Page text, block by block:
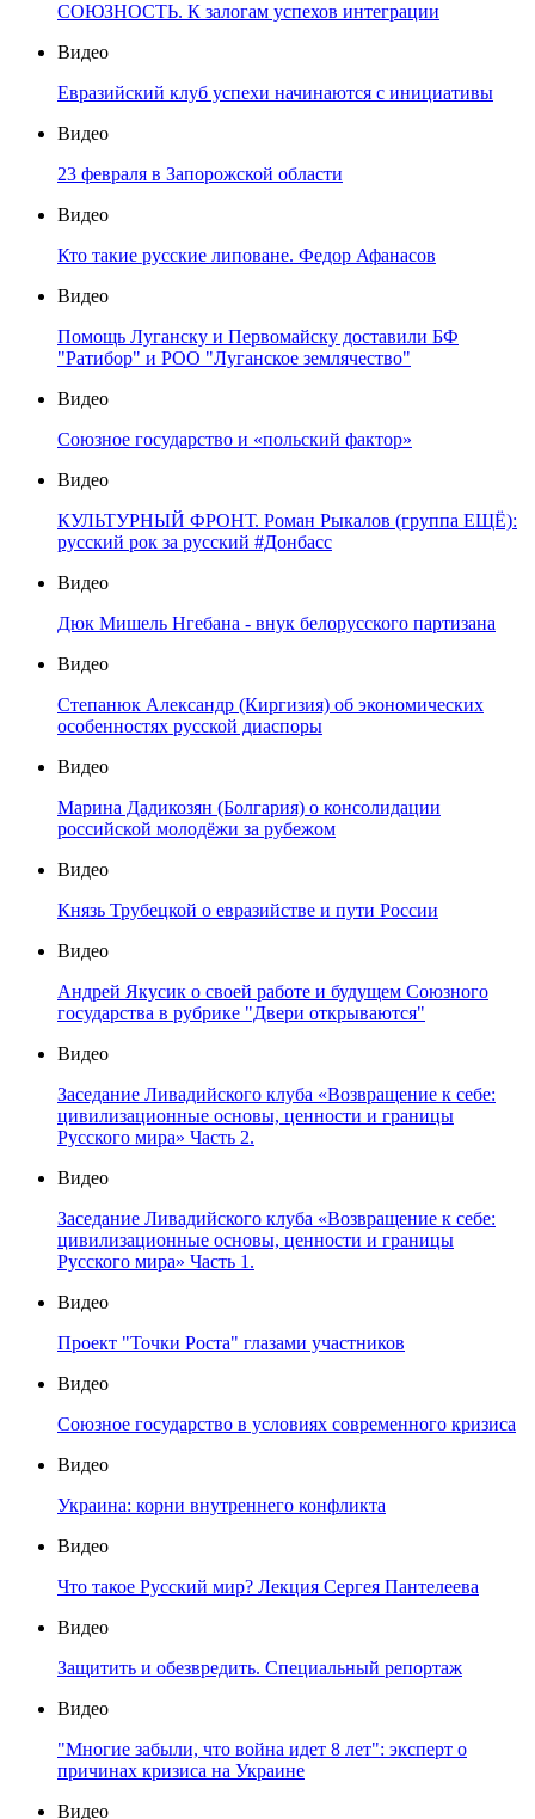
СОЮЗНОСТЬ. К залогам успехов интеграции
Видео
Евразийский клуб успехи начинаются с инициативы
Видео
23 февраля в Запорожской области
Видео
Кто такие русские липоване. Федор Афанасов
Видео
Помощь Луганску и Первомайску доставили БФ
"Ратибор" и РОО "Луганское землячество"
Видео
Союзное государство и «польский фактор»
Видео
КУЛЬТУРНЫЙ ФРОНТ. Роман Рыкалов (группа ЕЩЁ):
русский рок за русский #Донбасс
Видео
Дюк Мишель Нгебана - внук белорусского партизана
Видео
Степанюк Александр (Киргизия) об экономических
особенностях русской диаспоры
Видео
Марина Дадикозян (Болгария) о консолидации
российской молодёжи за рубежом
Видео
Князь Трубецкой о евразийстве и пути России
Видео
Андрей Якусик о своей работе и будущем Союзного
государства в рубрике "Двери открываются"
Видео
Заседание Ливадийского клуба «Возвращение к себе:
цивилизационные основы, ценности и границы
Русского мира» Часть 2.
Видео
Заседание Ливадийского клуба «Возвращение к себе:
цивилизационные основы, ценности и границы
Русского мира» Часть 1.
Видео
Проект "Точки Роста" глазами участников
Видео
Союзное государство в условиях современного кризиса
Видео
Украина: корни внутреннего конфликта
Видео
Что такое Русский мир? Лекция Сергея Пантелеева
Видео
Защитить и обезвредить. Специальный репортаж
Видео
"Многие забыли, что война идет 8 лет": эксперт о
причинах кризиса на Украине
Видео